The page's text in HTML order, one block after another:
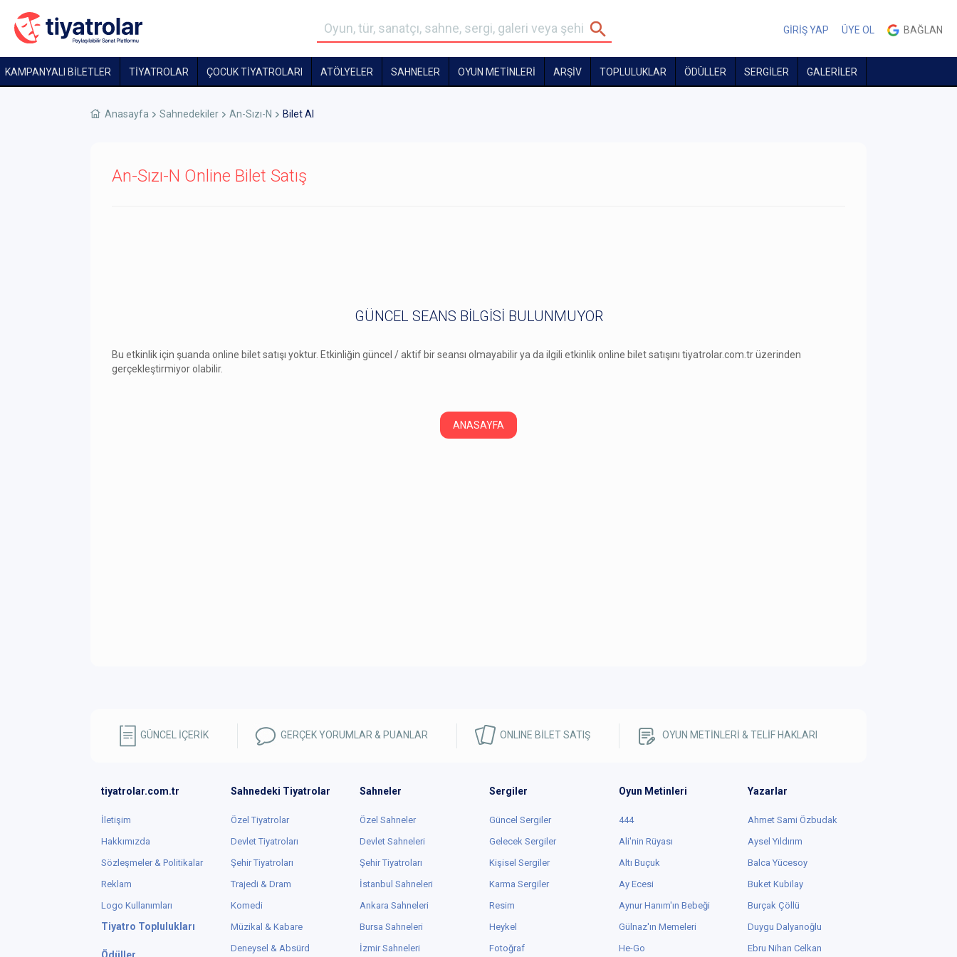
GİRİŞ YAP ÜYE OL BAĞLAN
KAMPANYALI BİLETLER TİYATROLAR ÇOCUK TIYATROLARI ATÖLYELER SAHNELER OYUN METİNLERİ ARŞİV TOPLULUKLAR ÖDÜLLER SERGİLER GALERİLER
Anasayfa Sahnedekiler An-Sızı-N Bilet Al
An-Sızı-N Online Bilet Satış
GÜNCEL SEANS BİLGİSİ BULUNMUYOR
Bu etkinlik için şuanda online bilet satışı yoktur. Etkinliğin güncel / aktif bir seansı olmayabilir ya da ilgili etkinlik online bilet satışını tiyatrolar.com.tr üzerinden
gerçekleştirmiyor olabilir.
ANASAYFA
GÜNCEL İÇERİK GERÇEK YORUMLAR & PUANLAR ONLINE BİLET SATIŞ OYUN METİNLERİ & TELİF HAKLARI
tiyatrolar.com.tr
İletişim
Hakkımızda
Sözleşmeler & Politikalar
Reklam
Logo Kullanımları
Tiyatro Toplulukları
Sahnedeki Tiyatrolar
Özel Tiyatrolar
Devlet Tiyatroları
Şehir Tiyatroları
Trajedi & Dram
Komedi
Müzikal & Kabare
Deneysel & Absürd
Sahneler
Özel Sahneler
Devlet Sahneleri
Şehir Tiyatroları
İstanbul Sahneleri
Ankara Sahneleri
Bursa Sahneleri
İzmir Sahneleri
Sergiler
Güncel Sergiler
Gelecek Sergiler
Kişisel Sergiler
Karma Sergiler
Resim
Heykel
Fotoğraf
Oyun Metinleri
444
Ali'nin Rüyası
Altı Buçuk
Ay Ecesi
Aynur Hanım'ın Bebeği
Gülnaz'ın Memeleri
He-Go
Yazarlar
Ahmet Sami Özbudak
Aysel Yıldırım
Balca Yücesoy
Buket Kubilay
Burçak Çöllü
Duygu Dalyanoğlu
Ebru Nihan Celkan